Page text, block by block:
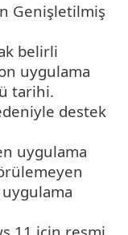
Genişletilmiş
belirli
uygulama
tarihi.
destek
uygulama